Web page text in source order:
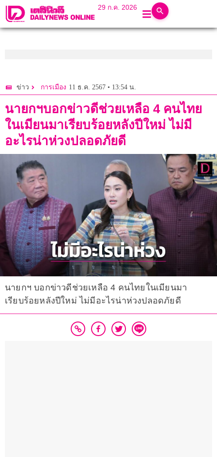
29 ก.ค. 2026
ข่าว การเมือง 11 ธ.ค. 2567 • 13:54 น.
นายกฯบอกข่าวดีช่วยเหลือ 4 คนไทย
ในเมียนมาเรียบร้อยหลังปีใหม่ ไม่มี
อะไรน่าห่วงปลอดภัยดี
นายกฯ บอกข่าวดีช่วยเหลือ 4 คนไทยในเมียนมา
เรียบร้อยหลังปีใหม่ ไม่มีอะไรน่าห่วงปลอดภัยดี